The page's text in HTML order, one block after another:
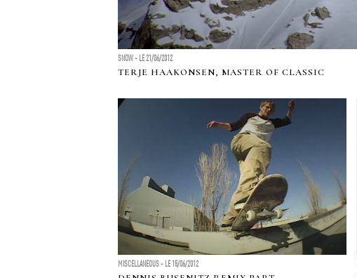
SNOW - LE 21/06/2012
TERJE HAAKONSEN, MASTER OF CLASSIC
MISCELLANEOUS - LE 15/06/2012